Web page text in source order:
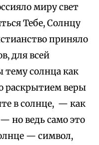
миру свет
Тебе, Солнцу
приняло
для всей
тему солнца как
раскрытием веры
в солнце, — как
но ведь само это
— символ,